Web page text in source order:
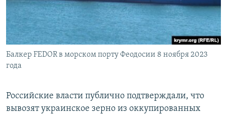
Балкер FEDOR в морском порту Феодосии 8 ноября 2023
года
Российские власти публично подтверждали, что
вывозят украинское зерно из оккупированных